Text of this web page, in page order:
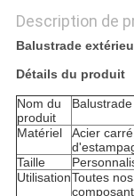
DE
Description de
Balustrade
Détails du produit
Nom du
produit
Matériel
Acier
Taille
UtilisationToutes